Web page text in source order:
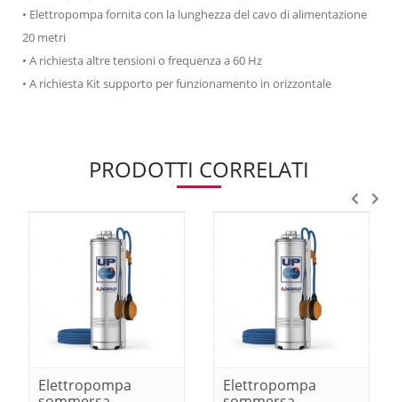
• Elettropompa fornita con la lunghezza del cavo di alimentazione
20 metri
• A richiesta altre tensioni o frequenza a 60 Hz
• A richiesta Kit supporto per funzionamento in orizzontale
PRODOTTI CORRELATI
Elettropompa
Elettropompa